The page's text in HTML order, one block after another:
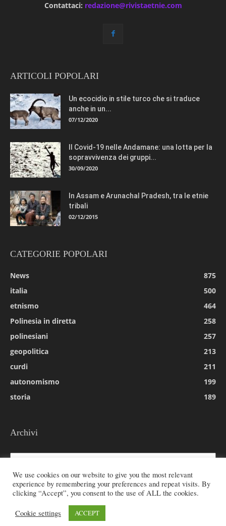
Contattaci: redazione@rivistaetnie.com
ARTICOLI POPOLARI
Un ecocidio in stile turco che si traduce
anche in un...
07/12/2020
Il Covid-19 nelle Andamane: una lotta per la
sopravvivenza dei gruppi...
30/09/2020
In Assam e Arunachal Pradesh, tra le etnie
tribali
02/12/2015
CATEGORIE POPOLARI
News
875
italia
500
etnismo
464
Polinesia in diretta
258
polinesiani
257
geopolitica
213
curdi
211
autonomismo
199
storia
189
Archivi
Archivi
© 2026 All rights reserved - Etnie -
Email:redazione@rivistaetnie.com
We use cookies on our website to give you the most relevant
experience by remembering your preferences and repeat visits. By
clicking “Accept”, you consent to the use of ALL the cookies.
Cookie settings ACCEPT